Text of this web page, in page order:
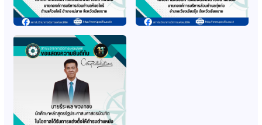
ก.พ. รับรองหลักสูตร
รัฐประศาสนศาสตร์
บัณฑิต สาขา
รัฐประศาสนศาสตร์
(ปรับปรุง 64-65)
ก.พ. รับรองปริญญา
หลักสูตรรัฐศาสตรมหา
ก.พ. รับรองปริญญา
หลักสูตรศึกษาศาสตร
มหาบัณฑิต (หลักสูตร
ใหม่ 2560)